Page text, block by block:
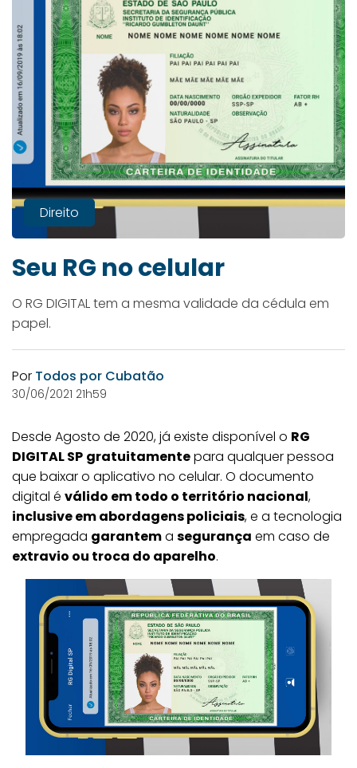
Direito
Seu RG no celular
O RG DIGITAL tem a mesma validade da cédula em
papel.
Por Todos por Cubatão
30/06/2021 21h59
Desde Agosto de 2020, já existe disponível o RG
DIGITAL SP gratuitamentepara qualquer pessoa
que baixar o aplicativo no celular. O documento
digital é válido em todo o território nacional,
inclusive em abordagens policiais, e a tecnologia
empregada garantema segurança em caso de
extravio ou troca do aparelho.